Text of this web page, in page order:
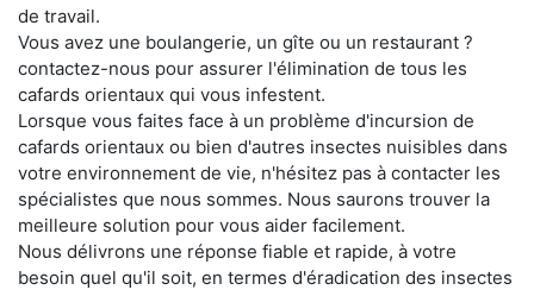
de travail.
Vous avez une boulangerie, un gîte ou un restaurant ?
contactez-nous pour assurer l'élimination de tous les
cafards orientaux qui vous infestent.
Lorsque vous faites face à un problème d'incursion de
cafards orientaux ou bien d'autres insectes nuisibles dans
votre environnement de vie, n'hésitez pas à contacter les
spécialistes que nous sommes. Nous saurons trouver la
meilleure solution pour vous aider facilement.
Nous délivrons une réponse fiable et rapide, à votre
besoin quel qu'il soit, en termes d'éradication des insectes